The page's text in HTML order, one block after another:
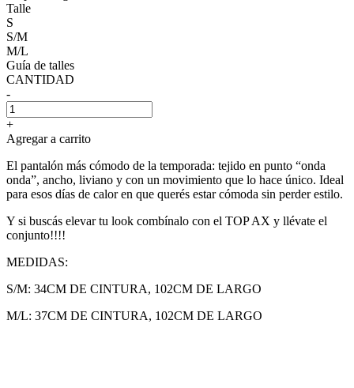
Talle
S
S/M
M/L
Guía de talles
CANTIDAD
-
+
Agregar a carrito
El pantalón más cómodo de la temporada: tejido en punto “onda
onda”, ancho, liviano y con un movimiento que lo hace único. Ideal
para esos días de calor en que querés estar cómoda sin perder estilo.
Y si buscás elevar tu look combínalo con el TOP AX y llévate el
conjunto!!!!
MEDIDAS:
S/M: 34CM DE CINTURA, 102CM DE LARGO
M/L: 37CM DE CINTURA, 102CM DE LARGO